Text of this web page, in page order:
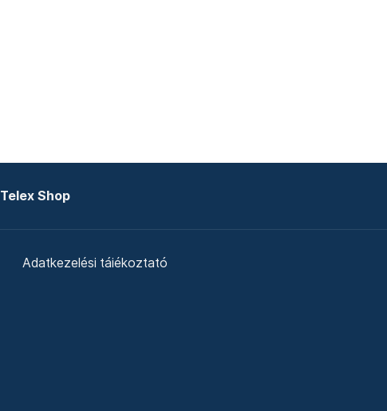
Telex Shop
Adatkezelési tájékoztató